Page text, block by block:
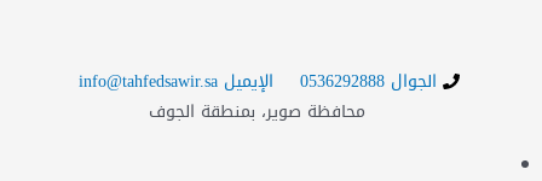
الجوال 0536292888
الإيميل info@tahfedsawir.sa
محافظة صوير، بمنطقة الجوف